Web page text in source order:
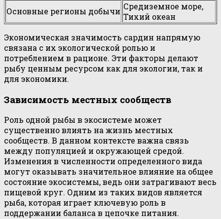
Основные регионы добычи Средиземное море,
Тихий океан
Экономическая значимость сардин напрямую
связана с их экологической ролью и
потреблением в рационе. Эти факторы делают
рыбу ценным ресурсом как для экологии, так и
для экономики.
Зависимость местных сообществ
Роль одной рыбы в экосистеме может
существенно влиять на жизнь местных
сообществ. В данном контексте важна связь
между популяцией и окружающей средой.
Изменения в численности определенного вида
могут оказывать значительное влияние на общее
состояние экосистемы, ведь они затрагивают весь
пищевой круг. Одним из таких видов является
рыба, которая играет ключевую роль в
поддержании баланса в цепочке питания.